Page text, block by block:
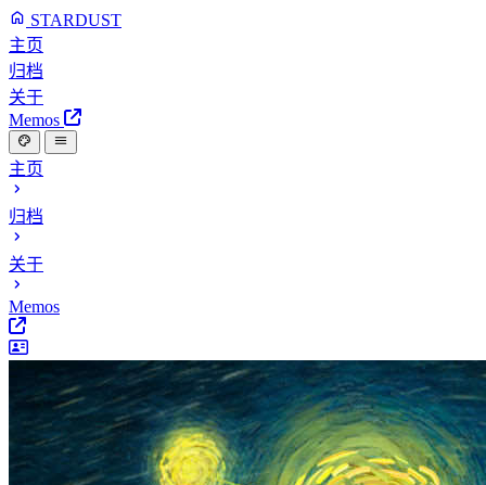
STARDUST
主页
归档
关于
Memos
主页
归档
关于
Memos